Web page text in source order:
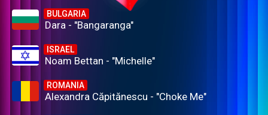
BULGARIA
Dara - "Bangaranga"
ISRAEL
Noam Bettan - "Michelle"
ROMANIA
Alexandra Căpitănescu - "Choke Me"